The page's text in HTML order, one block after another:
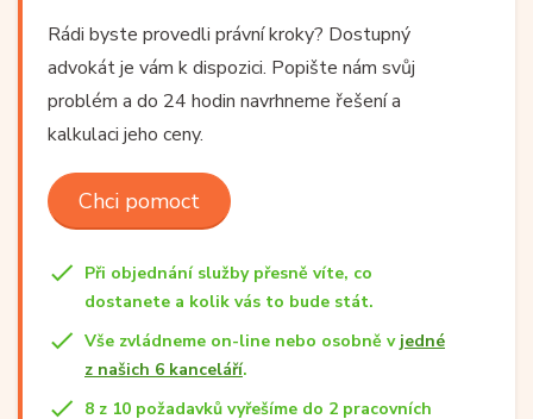
Rádi byste provedli právní kroky? Dostupný
advokát je vám k dispozici. Popište nám svůj
problém a do 24 hodin navrhneme řešení a
kalkulaci jeho ceny.
Chci pomoct
Při objednání služby přesně víte, co
dostanete a kolik vás to bude stát.
Vše zvládneme on-line nebo osobně v jedné
z našich 6 kanceláří.
8 z 10 požadavků vyřešíme do 2 pracovních